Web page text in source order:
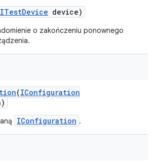
ITestDevice device)
o zakończeniu ponownego
(IConfiguration
IConfiguration .